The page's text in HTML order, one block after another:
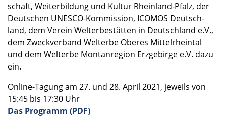
schaft, Weiter­bil­dung und Kultur Rheinland-Pfalz, der
Deutschen UNESCO-Kommission, ICOMOS Deutsch­
land, dem Verein Welterbe­stät­ten in Deutsch­land e.V.,
dem Zweck­ver­band Welterbe Oberes Mittel­rhein­tal
und dem Welterbe Montan­re­gion Erzge­birge e.V. dazu
ein.
Online-Tagung am 27. und 28. April 2021, jeweils von
15:45 bis 17:30 Uhr
Das Programm (PDF)